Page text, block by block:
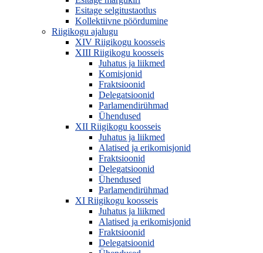
Esitage selgitustaotlus
Kollektiivne pöördumine
Riigikogu ajalugu
XIV Riigikogu koosseis
XIII Riigikogu koosseis
Juhatus ja liikmed
Komisjonid
Fraktsioonid
Delegatsioonid
Parlamendirühmad
Ühendused
XII Riigikogu koosseis
Juhatus ja liikmed
Alatised ja erikomisjonid
Fraktsioonid
Delegatsioonid
Ühendused
Parlamendirühmad
XI Riigikogu koosseis
Juhatus ja liikmed
Alatised ja erikomisjonid
Fraktsioonid
Delegatsioonid